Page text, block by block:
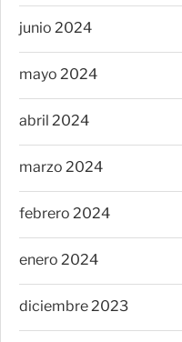
junio 2024
mayo 2024
abril 2024
marzo 2024
febrero 2024
enero 2024
diciembre 2023